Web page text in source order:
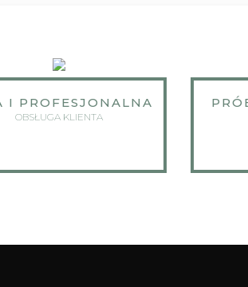
I PROFESJONALNA
OBSŁUGA KLIENTA